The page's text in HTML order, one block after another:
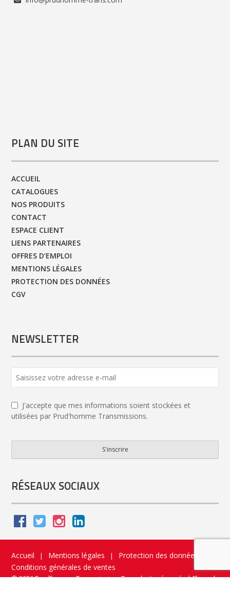
PLAN DU SITE
ACCUEIL
CATALOGUES
NOS PRODUITS
CONTACT
ESPACE CLIENT
LIENS PARTENAIRES
OFFRES D’EMPLOI
MENTIONS LÉGALES
PROTECTION DES DONNÉES
CGV
NEWSLETTER
J'accepte que mes informations soient stockées et
utilisées par Prud'homme Transmissions.
S'inscrire
Address *
RÉSEAUX SOCIAUX
Accueil | Mentions légales | Protection des données
Conditions générales de ventes
© 2026 Prud’homme Transmission. Tous droits réservés|Flippad